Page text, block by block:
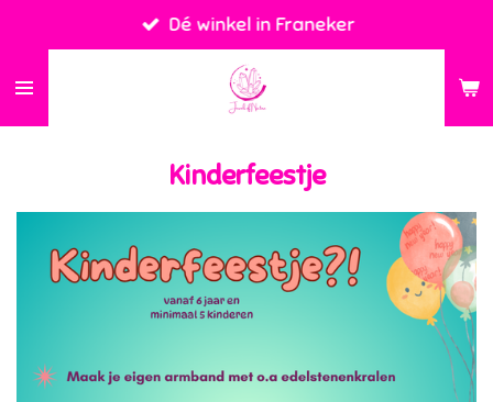
direct
naar
Dé winkel in Franeker
Kinderfeestje